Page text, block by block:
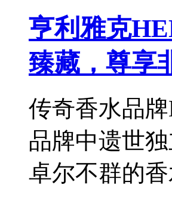
亨利雅克
臻藏，尊享
传奇香水品牌
品牌中遗世
卓尔不群的